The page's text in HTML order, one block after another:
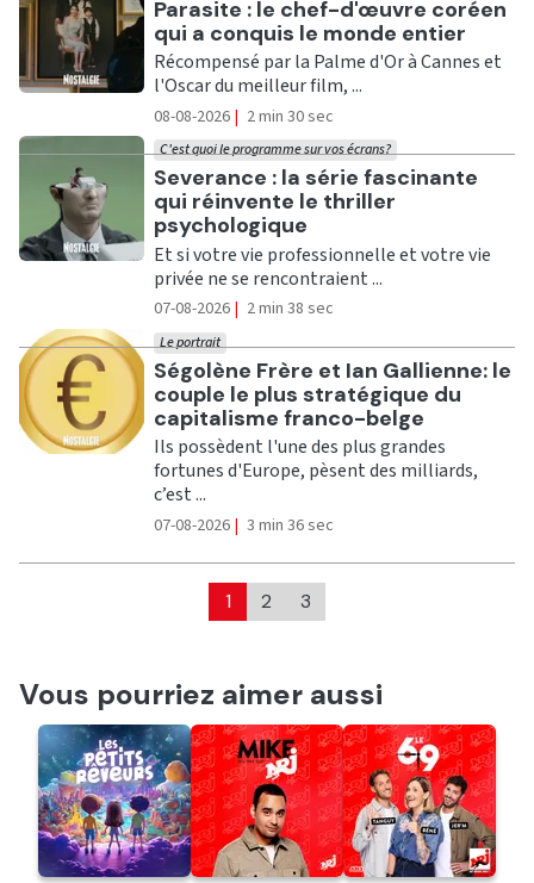
Ecouter
Parasite : le chef-d'œuvre coréen
qui a conquis le monde entier
Récompensé par la Palme d'Or à Cannes et
l'Oscar du meilleur film, ...
08-08-2026 | 2 min 30 sec
Ecouter
Severance : la série fascinante
qui réinvente le thriller
psychologique
C'est quoi le programme sur vos écrans?
Et si votre vie professionnelle et votre vie
privée ne se rencontraient ...
07-08-2026 | 2 min 38 sec
Ecouter
Ségolène Frère et Ian Gallienne: le
couple le plus stratégique du
capitalisme franco-belge
Le portrait
Ils possèdent l'une des plus grandes
fortunes d'Europe, pèsent des milliards,
c’est ...
07-08-2026 | 3 min 36 sec
1 2 3
Vous pourriez aimer aussi